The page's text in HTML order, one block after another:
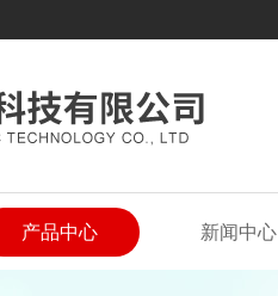
产品中心 新闻中心